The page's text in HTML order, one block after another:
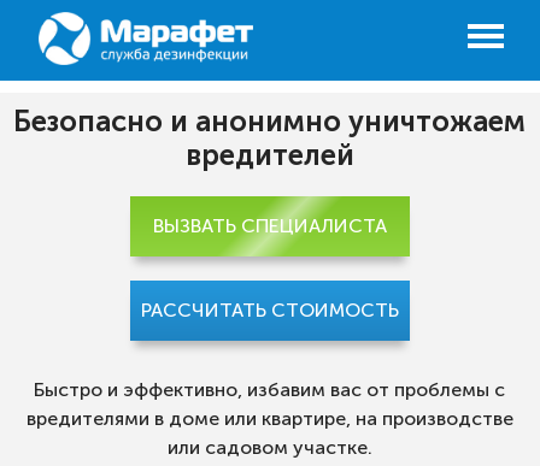
Безопасно и анонимно уничтожаем
вредителей
Быстро и эффективно, избавим вас от проблемы с
вредителями в доме или квартире, на производстве
или садовом участке.
ВЫЗВАТЬ СПЕЦИАЛИСТА
РАССЧИТАТЬ СТОИМОСТЬ